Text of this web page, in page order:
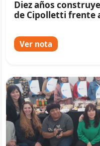
Diez años
de Cipolletti frente
Ver nota